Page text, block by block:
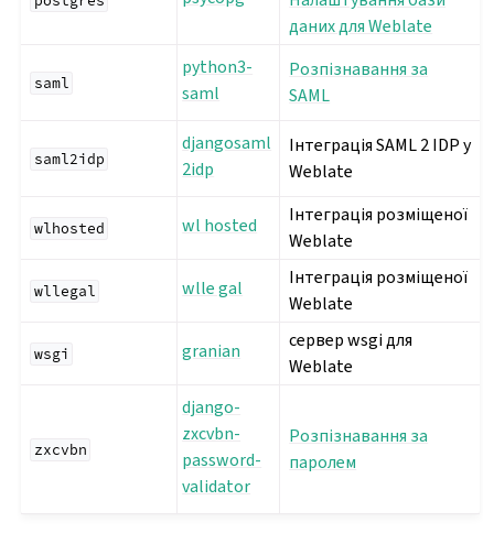
даних для Weblate
saml
python3-
saml
Розпізнавання за
SAML
saml2idp
djangosaml
2idp
Інтеграція SAML 2 IDP у
Weblate
wlhosted wl hosted
Інтеграція розміщеної
Weblate
wllegal wlle gal
Інтеграція розміщеної
Weblate
wsgi granian
сервер wsgi для
Weblate
zxcvbn
django-
zxcvbn-
password-
validator
Розпізнавання за
паролем